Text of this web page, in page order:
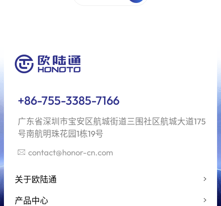
+86-755-3385-7166
广东省深圳市宝安区航城街道三围社区航城大道175
号南航明珠花园1栋19号
contact@honor-cn.com
关于欧陆通
产品中心